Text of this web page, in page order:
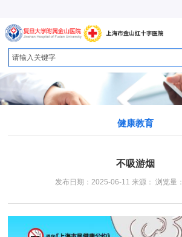
健康教育
不吸游烟
发布日期：2025-06-11 来源： 浏览量：